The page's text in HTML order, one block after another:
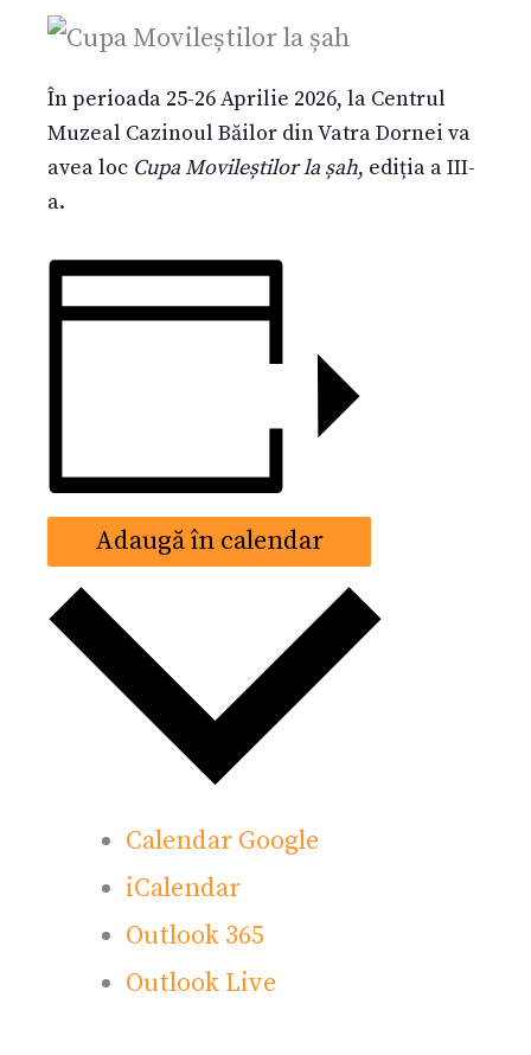
În perioada 25-26 Aprilie 2026, la Centrul
Muzeal Cazinoul Băilor din Vatra Dornei va
avea loc Cupa Movileștilor la șah, ediția a III-
a.
Adaugă în calendar
Calendar Google
iCalendar
Outlook 365
Outlook Live